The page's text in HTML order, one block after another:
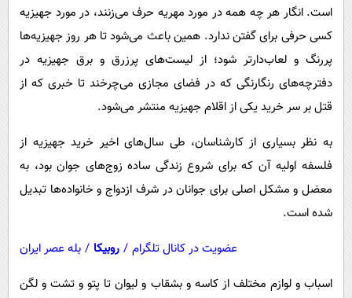
سیاست خارجی
است. انگار هر چه همه در مورد مهریه حرف می‌زنند، در مورد جهیزیه
کسی حرفی برای گفتن ندارد. همین باعث می‌شود تا هر روز جهیزیه‌ها
پررنگ و لعاب‌دارتر شود؛ از لیست‌های پرزرق و برق جهیزیه در
دفترچه‌های رنگارنگی که در فضای مجازی می‌چرخند تا خبری که از
قتل بر سر خرید یکی از اقلام جهیزیه منتشر می‌شود.
به نظر بسیاری از کارشناسان، طی سال‌های اخیر خرید جهیزیه از
فلسفه اولیه آن که برای شروع زندگی ساده زوج‌های جوان بود، به
معضل و مشکل اصلی برای جوانان در شرف ازدواج و خانواده‌ها تبدیل
شده است.
عضویت در کانال تلگرام / روبیکا / بله عصر ایران
اسباب و لوازم مختلف از کاسه و بشقاب و لیوان تا پتو و تشت و لگن